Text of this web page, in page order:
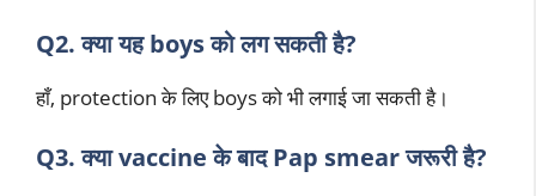
Q2. क्या यह boys को लग सकती है?
हाँ, protection के लिए boys को भी लगाई जा सकती है।
Q3. क्या vaccine के बाद Pap smear जरूरी है?